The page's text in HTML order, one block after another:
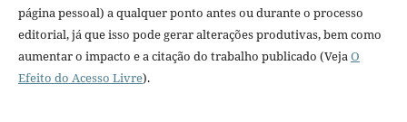
página pessoal) a qualquer ponto antes ou durante o processo
editorial, já que isso pode gerar alterações produtivas, bem como
aumentar o impacto e a citação do trabalho publicado (Veja O
Efeito do Acesso Livre).